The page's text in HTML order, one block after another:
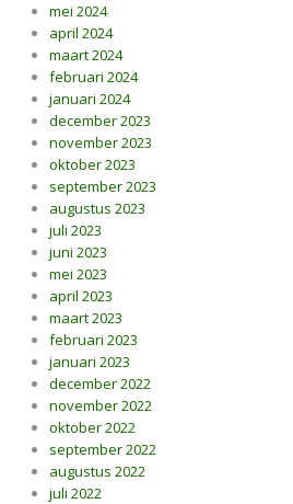
mei 2024
april 2024
maart 2024
februari 2024
januari 2024
december 2023
november 2023
oktober 2023
september 2023
augustus 2023
juli 2023
juni 2023
mei 2023
april 2023
maart 2023
februari 2023
januari 2023
december 2022
november 2022
oktober 2022
september 2022
augustus 2022
juli 2022